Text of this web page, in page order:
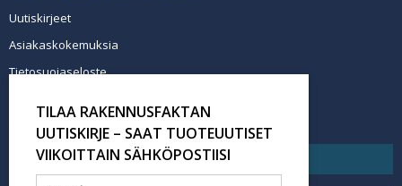
Uutiskirjeet
Asiakaskokemuksia
Tietosuojaseloste
Tilaa uutiskirje
TILAA RAKENNUSFAKTAN
UUTISKIRJE – SAAT TUOTEUUTISET
VIIKOITTAIN SÄHKÖPOSTIISI